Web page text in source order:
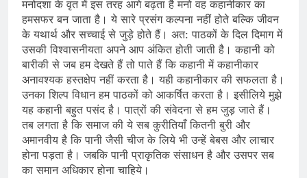
मनोदशा के वृत में इस तरह आगे बढ़ता है मनो वह कहानीकार का
हमसफर बन जाता है। ये सारे प्रसंग कल्पना नहीं होते बल्कि जीवन
के यथार्थ और सच्चाई से जुड़े होते हैं। अत: पाठकों के दिल दिमाग में
उसकी विश्वासनीयता अपने आप अंकित होती जाती है। कहानी को
बारीकी से जब हम देखते हैं तो पाते हैं कि कहानी में कहानीकार
अनावश्यक हस्तक्षेप नहीं करता है। यही कहानीकार की सफलता है।
उनका शिल्प विधान हम पाठकों को आकर्षित करता है। इसीलिये मुझे
यह कहानी बहुत पसंद है। पात्रों की संवेदना से हम जुड़ जाते हैं।
तब लगता है कि समाज की ये सब कुरीतियाँ कितनी बुरी और
अमानवीय है कि पानी जैसी चीज के लिये भी उन्हें बेबस और लाचार
होना पड़ता है। जबकि पानी प्राकृतिक संसाधन है और उसपर सब
का समान अधिकार होना चाहिये।